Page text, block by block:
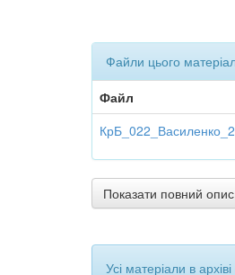
Файли цього
Файл
Показати повний
Усі матеріали в